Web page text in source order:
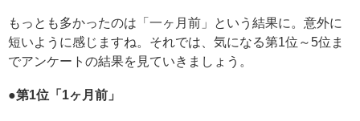
もっとも多かったのは「一ヶ月前」という結果に。意外に
短いように感じますね。それでは、気になる第1位～5位ま
でアンケートの結果を見ていきましょう。
●第1位「 1ヶ月前 」